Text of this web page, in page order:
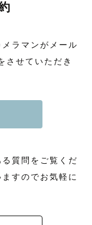
ラマンがメール
させていただき
質問をご覧くだ
すのでお気軽に